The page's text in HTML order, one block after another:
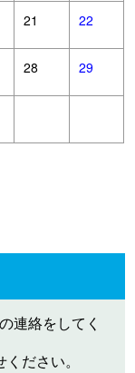
21 22
28 29
連絡をしてく
ださい。